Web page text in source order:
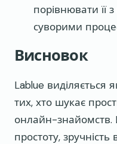
порівнювати її
суворими
Висновок
Lablue виділяється
тих, хто шукає
онлайн-знайомств.
простоту,